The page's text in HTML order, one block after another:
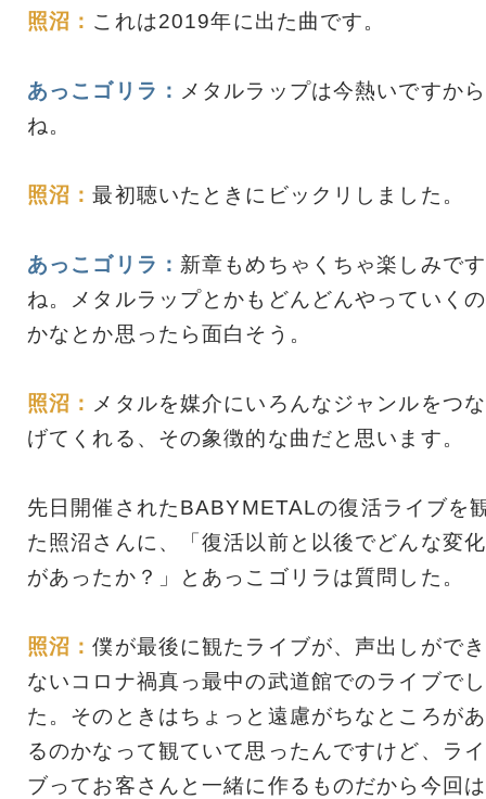
照沼： これは2019年に出た曲です。
あっこゴリラ： メタルラップは今熱いですから
ね。
照沼：最初聴いたときにビックリしました。
あっこゴリラ： 新章もめちゃくちゃ楽しみです
ね。メタルラップとかもどんどんやっていくの
かなとか思ったら面白そう。
照沼： メタルを媒介にいろんなジャンルをつな
げてくれる、その象徴的な曲だと思います。
先日開催されたBABYMETALの復活ライブを
た照沼さんに、「復活以前と以後でどんな変化
があったか？」とあっこゴリラは質問した。
照沼：僕が最後に観たライブが、声出しができ
ないコロナ禍真っ最中の武道館でのライブでし
た。そのときはちょっと遠慮がちなところがあ
るのかなって観ていて思ったんですけど、ライ
ブってお客さんと一緒に作るものだから今回は